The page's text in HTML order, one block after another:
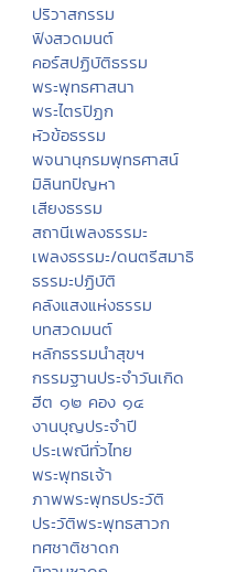
ปริวาสกรรม
ฟังสวดมนต์
คอร์สปฏิบัติธรรม
พระพุทธศาสนา
พระไตรปิฏก
หัวข้อธรรม
พจนานุกรมพุทธศาสน์
มิลินทปัญหา
เสียงธรรม
สถานีเพลงธรรมะ
เพลงธรรมะ/ดนตรีสมาธิ
ธรรมะปฏิบัติ
คลังแสงแห่งธรรม
บทสวดมนต์
หลักธรรมนำสุขฯ
กรรมฐานประจำวันเกิด
ฮีต ๑๒ คอง ๑๔
งานบุญประจำปี
ประเพณีทั่วไทย
พระพุทธเจ้า
ภาพพระพุทธประวัติ
ประวัติพระพุทธสาวก
ทศชาติชาดก